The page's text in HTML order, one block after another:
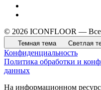
© 2026 ICONFLOOR —
Темная тема Светлая
Конфиденциальность
Политика обработки и
данных
На информационном